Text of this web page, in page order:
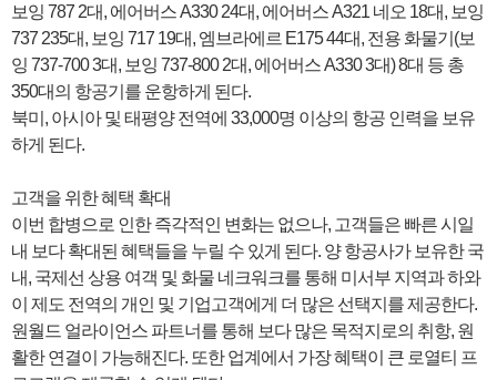
보잉 787 2대, 에어버스 A330 24대, 에어버스 A321 네오 18대, 보잉
737 235대, 보잉 717 19대, 엠브라에르 E175 44대, 전용 화물기(보
잉 737-700 3대, 보잉 737-800 2대, 에어버스 A330 3대) 8대 등 총
350대의 항공기를 운항하게 된다.
북미, 아시아 및 태평양 전역에 33,000명 이상의 항공 인력을 보유
하게 된다.
고객을 위한 혜택 확대
이번 합병으로 인한 즉각적인 변화는 없으나, 고객들은 빠른 시일
내 보다 확대된 혜택들을 누릴 수 있게 된다. 양 항공사가 보유한 국
내, 국제선 상용 여객 및 화물 네크워크를 통해 미서부 지역과 하와
이 제도 전역의 개인 및 기업고객에게 더 많은 선택지를 제공한다.
원월드 얼라이언스 파트너를 통해 보다 많은 목적지로의 취항, 원
활한 연결이 가능해진다. 또한 업계에서 가장 혜택이 큰 로열티 프